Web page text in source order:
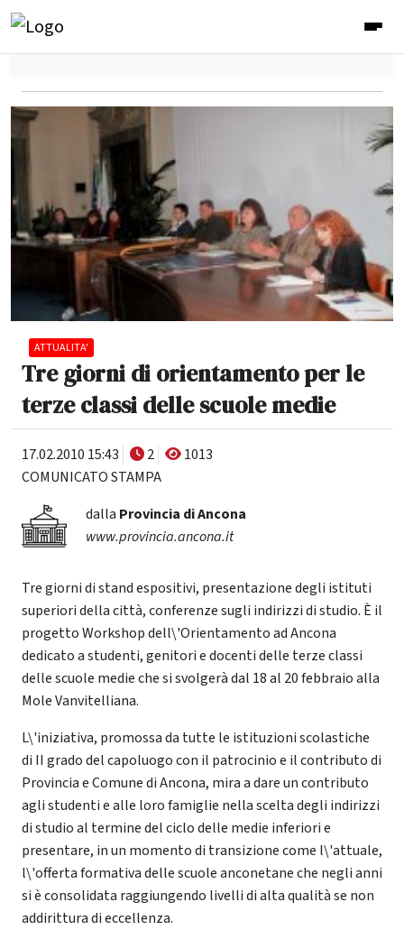
ATTUALITA'
Tre giorni di orientamento per le
terze classi delle scuole medie
17.02.2010 15:43 2
1013
COMUNICATO STAMPA
dalla Provincia di Ancona
www.provincia.ancona.it
Tre giorni di stand espositivi, presentazione degli istituti
superiori della città, conferenze sugli indirizzi di studio. È il
progetto Workshop dell\'Orientamento ad Ancona
dedicato a studenti, genitori e docenti delle terze classi
delle scuole medie che si svolgerà dal 18 al 20 febbraio alla
Mole Vanvitelliana.
L\'iniziativa, promossa da tutte le istituzioni scolastiche
di II grado del capoluogo con il patrocinio e il contributo di
Provincia e Comune di Ancona, mira a dare un contributo
agli studenti e alle loro famiglie nella scelta degli indirizzi
di studio al termine del ciclo delle medie inferiori e
presentare, in un momento di transizione come l\'attuale,
l\'offerta formativa delle scuole anconetane che negli anni
si è consolidata raggiungendo livelli di alta qualità se non
addirittura di eccellenza.